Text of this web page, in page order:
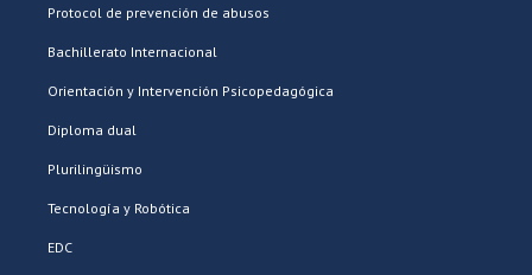
Protocol de prevención de abusos
Bachillerato Internacional
Orientación y Intervención Psicopedagógica
Diploma dual
Plurilingüismo
Tecnología y Robótica
EDC